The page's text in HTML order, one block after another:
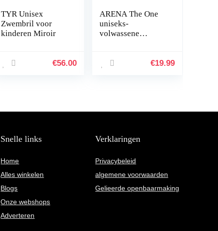
TYR Unisex
Zwembril voor
kinderen Miroir
€56.00
ARENA The One
uniseks-
volwassene
€19.99
Snelle links
Home
Alles winkelen
Blogs
Onze webshops
Adverteren
Verklaringen
Privacybeleid
algemene voorwaarden
Gelieerde openbaarmaking